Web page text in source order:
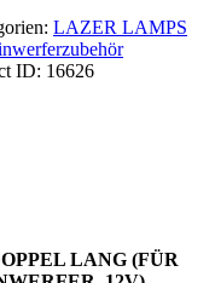
LAZER LAMPS
ID: 16626
LANG (FÜR